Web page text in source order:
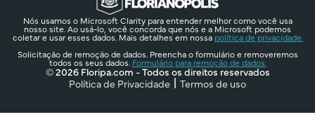
Nós usamos o Microsoft Clarity para entender melhor como você usa
nosso site. Ao usá-lo, você concorda que nós e a Microsoft podemos
coletar e usar esses dados. Mais detalhes em nossa política de privacidade.
Solicitação de remoção de dados. Preencha o formulário e removeremos
todos os seus dados. Formulário para remoção de dados.
© 2026 Floripa.com - Todos os direitos reservados
Política de Privacidade
Termos de uso